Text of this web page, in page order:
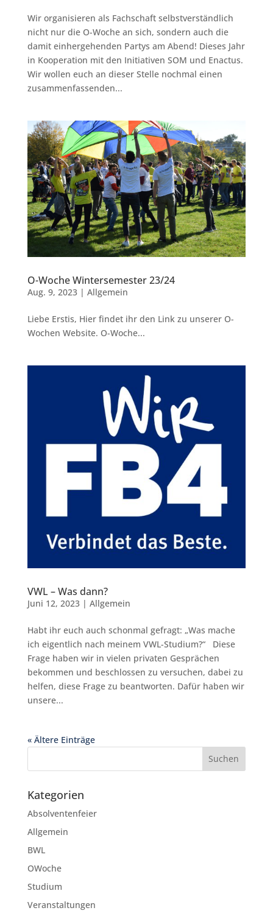
Wir organisieren als Fachschaft selbstverständlich
nicht nur die O-Woche an sich, sondern auch die
damit einhergehenden Partys am Abend! Dieses Jahr
in Kooperation mit den Initiativen SOM und Enactus.
Wir wollen euch an dieser Stelle nochmal einen
zusammenfassenden...
O-Woche Wintersemester 23/24
Aug. 9, 2023| Allgemein
Liebe Erstis, Hier findet ihr den Link zu unserer O-
Wochen Website. O-Woche...
VWL – Was dann?
Juni 12, 2023| Allgemein
Habt ihr euch auch schonmal gefragt: „Was mache
ich eigentlich nach meinem VWL-Studium?“ Diese
Frage haben wir in vielen privaten Gesprächen
bekommen und beschlossen zu versuchen, dabei zu
helfen, diese Frage zu beantworten. Dafür haben wir
unsere...
« Ältere Einträge
Kategorien
Absolventenfeier
Allgemein
BWL
OWoche
Studium
Veranstaltungen